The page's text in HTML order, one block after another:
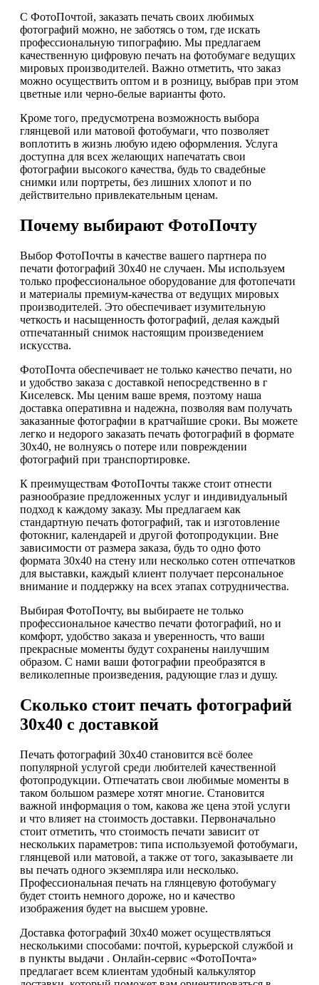
С ФотоПочтой, заказать печать своих любимых
фотографий можно, не заботясь о том, где искать
профессиональную типографию. Мы предлагаем
качественную цифровую печать на фотобумаге ведущих
мировых производителей. Важно отметить, что заказ
можно осуществить оптом и в розницу, выбрав при этом
цветные или черно-белые варианты фото.
Кроме того, предусмотрена возможность выбора
глянцевой или матовой фотобумаги, что позволяет
воплотить в жизнь любую идею оформления. Услуга
доступна для всех желающих напечатать свои
фотографии высокого качества, будь то свадебные
снимки или портреты, без лишних хлопот и по
действительно привлекательным ценам.
Почему выбирают ФотоПочту
Выбор ФотоПочты в качестве вашего партнера по
печати фотографий 30х40 не случаен. Мы используем
только профессиональное оборудование для фотопечати
и материалы премиум-качества от ведущих мировых
производителей. Это обеспечивает изумительную
четкость и насыщенность фотографий, делая каждый
отпечатанный снимок настоящим произведением
искусства.
ФотоПочта обеспечивает не только качество печати, но
и удобство заказа с доставкой непосредственно в г
Киселевск. Мы ценим ваше время, поэтому наша
доставка оперативна и надежна, позволяя вам получать
заказанные фотографии в кратчайшие сроки. Вы можете
легко и недорого заказать печать фотографий в формате
30х40, не волнуясь о потере или повреждении
фотографий при транспортировке.
К преимуществам ФотоПочты также стоит отнести
разнообразие предложенных услуг и индивидуальный
подход к каждому заказу. Мы предлагаем как
стандартную печать фотографий, так и изготовление
фотокниг, календарей и другой фотопродукции. Вне
зависимости от размера заказа, будь то одно фото
формата 30х40 на стену или несколько сотен отпечатков
для выставки, каждый клиент получает персональное
внимание и поддержку на всех этапах сотрудничества.
Выбирая ФотоПочту, вы выбираете не только
профессиональное качество печати фотографий, но и
комфорт, удобство заказа и уверенность, что ваши
прекрасные моменты будут сохранены наилучшим
образом. С нами ваши фотографии преобразятся в
великолепные произведения, радующие глаз и душу.
Сколько стоит печать фотографий
30х40 с доставкой
Печать фотографий 30х40 становится всё более
популярной услугой среди любителей качественной
фотопродукции. Отпечатать свои любимые моменты в
таком большом размере хотят многие. Становится
важной информация о том, какова же цена этой услуги
и что влияет на стоимость доставки. Первоначально
стоит отметить, что стоимость печати зависит от
нескольких параметров: типа используемой фотобумаги,
глянцевой или матовой, а также от того, заказываете ли
вы печать одного экземпляра или несколько.
Профессиональная печать на глянцевую фотобумагу
будет стоить немного дороже, но и качество
изображения будет на высшем уровне.
Доставка фотографий 30х40 может осуществляться
несколькими способами: почтой, курьерской службой и
в пункты выдачи . Онлайн-сервис «ФотоПочта»
предлагает всем клиентам удобный калькулятор